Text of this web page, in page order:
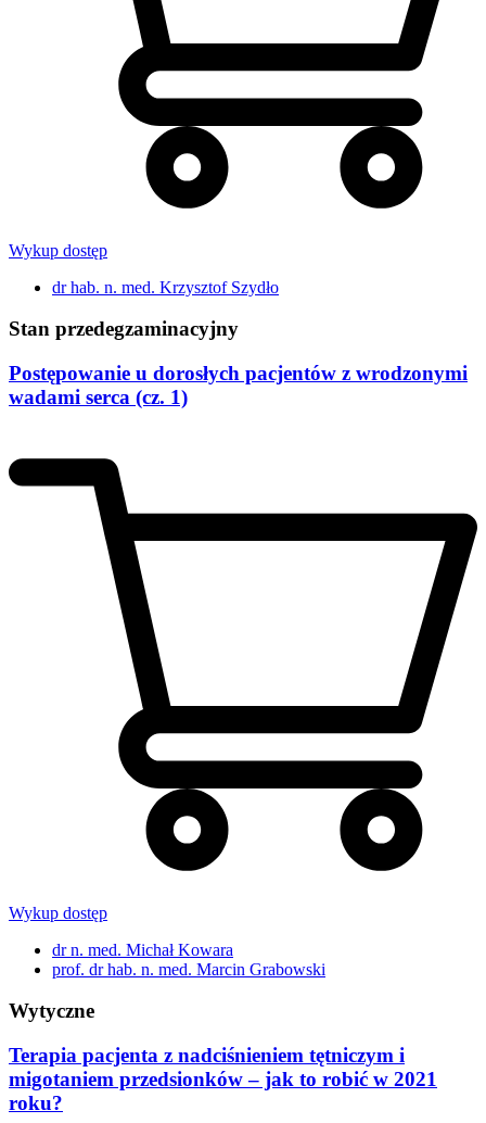
Wykup dostęp
dr hab. n. med. Krzysztof Szydło
Stan przedegzaminacyjny
Postępowanie u dorosłych pacjentów z wrodzonymi
wadami serca (cz. 1)
Wykup dostęp
dr n. med. Michał Kowara
prof. dr hab. n. med. Marcin Grabowski
Wytyczne
Terapia pacjenta z nadciśnieniem tętniczym i
migotaniem przedsionków – jak to robić w 2021
roku?